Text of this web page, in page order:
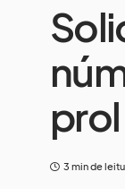
3 min de